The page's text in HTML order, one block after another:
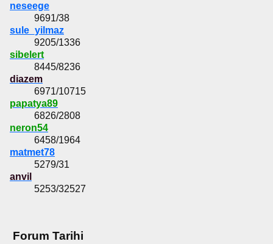
neseege
9691/38
sule_yilmaz
9205/1336
sibelert
8445/8236
diazem
6971/10715
papatya89
6826/2808
neron54
6458/1964
matmet78
5279/31
anvil
5253/32527
Forum Tarihi